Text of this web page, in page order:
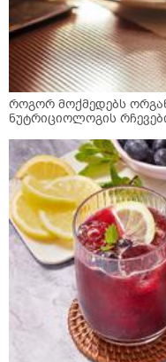
როგორ მოქმედებს
ნუტრიციოლოგის